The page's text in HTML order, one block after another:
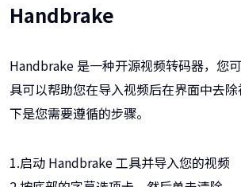
Handbrake
Handbrake 是一种开源视频转码器，您
具可以帮助您在导入视频后在界面中去
下是您需要遵循的步骤。
1.启动 Handbrake 工具并导入您的视频